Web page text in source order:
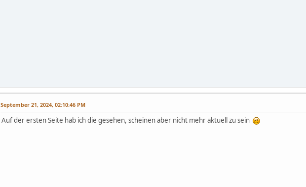
September 21, 2024, 02:10:46 PM
Auf der ersten Seite hab ich die gesehen, scheinen aber nicht mehr aktuell zu sein